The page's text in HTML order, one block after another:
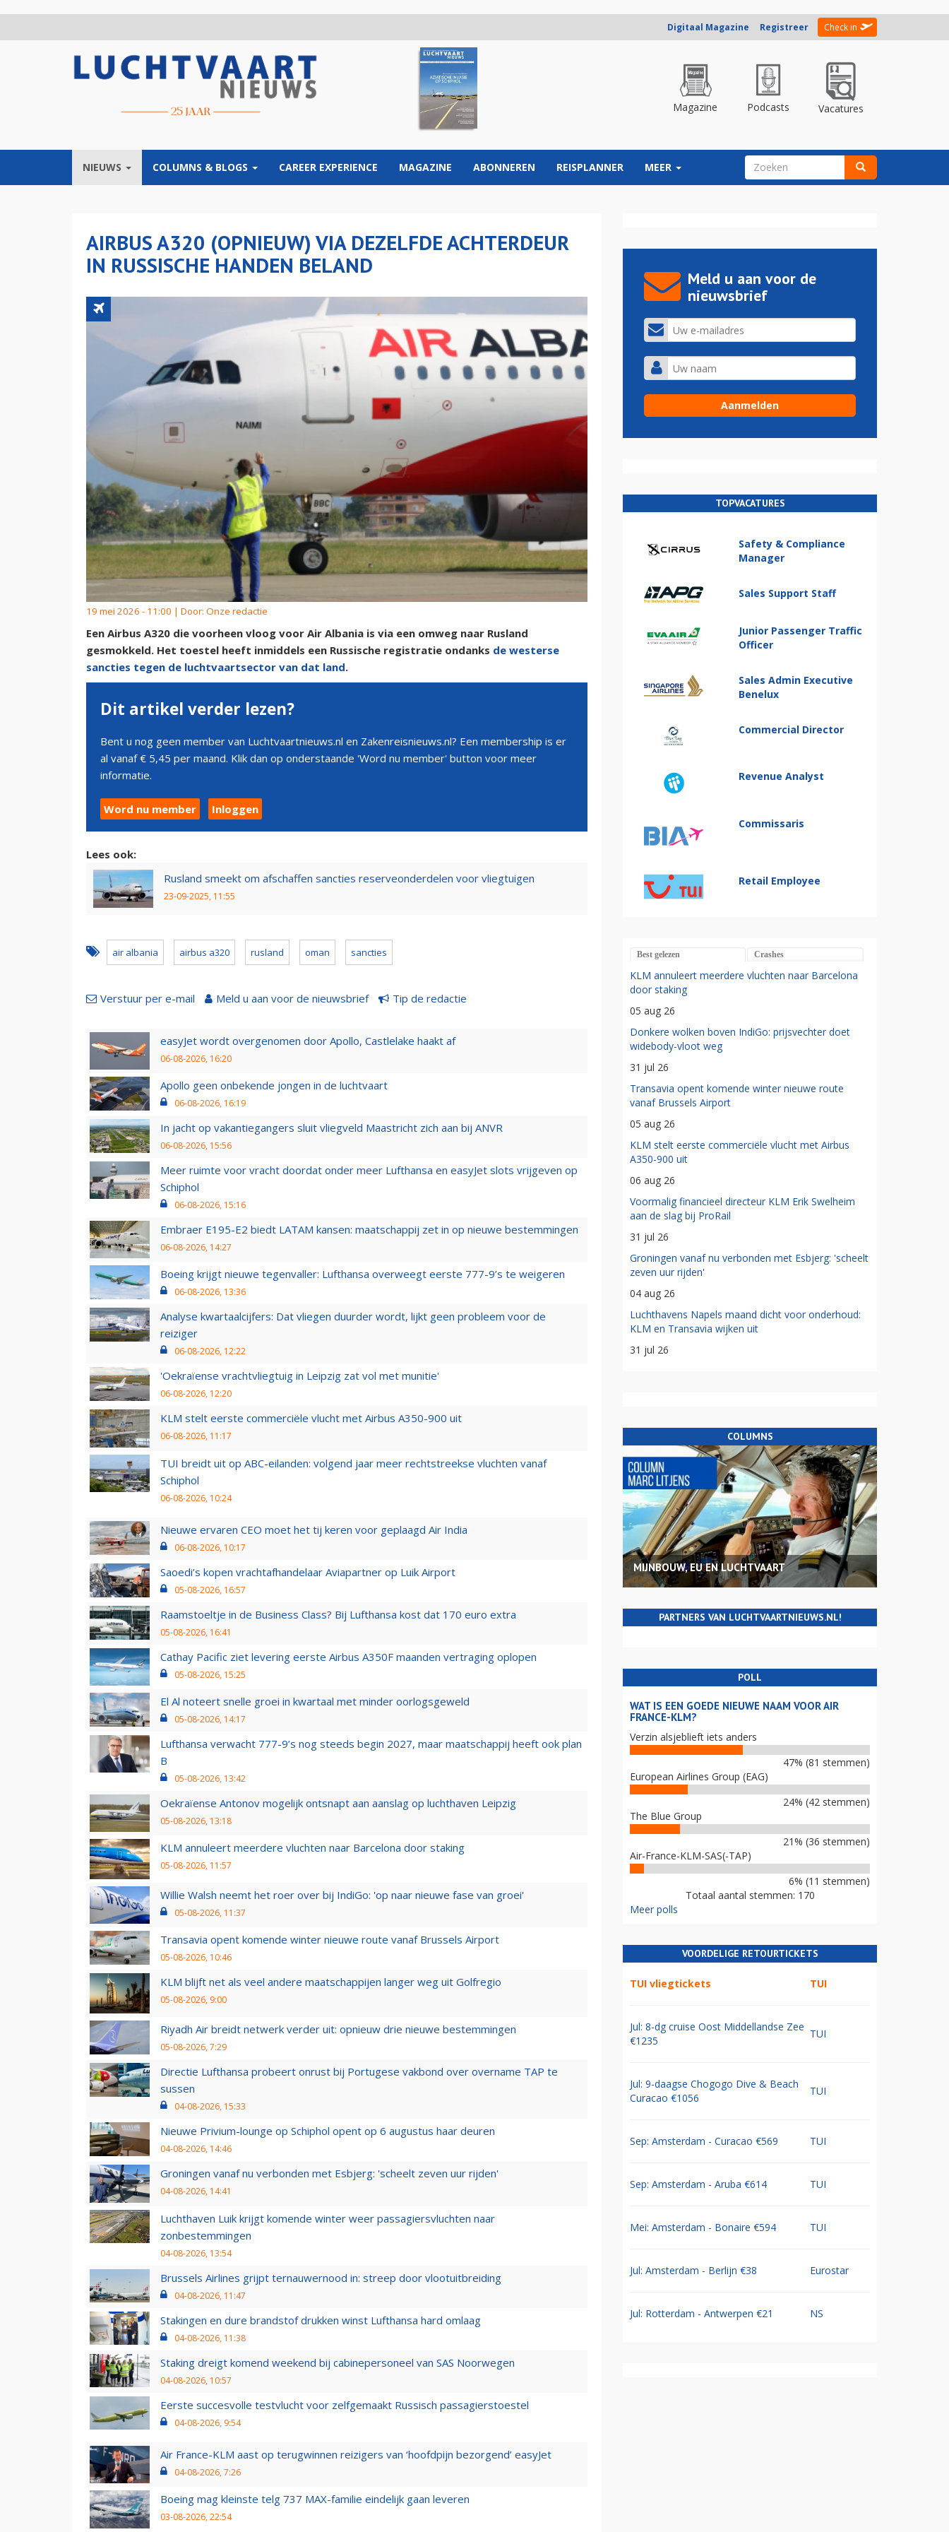
Digitaal Magazine Registreer Check in
Magazine Podcasts Vacatures
NIEUWS COLUMNS & BLOGS CAREER EXPERIENCE MAGAZINE ABONNEREN REISPLANNER MEER ZOEKVELD
AIRBUS A320 (OPNIEUW) VIA DEZELFDE ACHTERDEUR
IN RUSSISCHE HANDEN BELAND
19 mei 2026 - 11:00 | Door: Onze redactie
Een Airbus A320 die voorheen vloog voor Air Albania is via een omweg naar Rusland
gesmokkeld. Het toestel heeft inmiddels een Russische registratie ondanks de westerse
sancties tegen de luchtvaartsector van dat land.
Dit artikel verder lezen?
Bent u nog geen member van Luchtvaartnieuws.nl en Zakenreisnieuws.nl? Een membership is er
al vanaf € 5,45 per maand. Klik dan op onderstaande 'Word nu member' button voor meer
informatie.
Word nu member Inloggen
Lees ook:
Rusland smeekt om afschaffen sancties reserveonderdelen voor vliegtuigen
23-09-2025, 11:55
air albania airbus a320 rusland oman sancties
Verstuur per e-mail Meld u aan voor de nieuwsbrief Tip de redactie
easyJet wordt overgenomen door Apollo, Castlelake haakt af
06-08-2026, 16:20
Apollo geen onbekende jongen in de luchtvaart
06-08-2026, 16:19
In jacht op vakantiegangers sluit vliegveld Maastricht zich aan bij ANVR
06-08-2026, 15:56
Meer ruimte voor vracht doordat onder meer Lufthansa en easyJet slots vrijgeven op
Schiphol
06-08-2026, 15:16
Embraer E195-E2 biedt LATAM kansen: maatschappij zet in op nieuwe bestemmingen
06-08-2026, 14:27
Boeing krijgt nieuwe tegenvaller: Lufthansa overweegt eerste 777-9’s te weigeren
06-08-2026, 13:36
Analyse kwartaalcijfers: Dat vliegen duurder wordt, lijkt geen probleem voor de
reiziger
06-08-2026, 12:22
'Oekraïense vrachtvliegtuig in Leipzig zat vol met munitie'
06-08-2026, 12:20
KLM stelt eerste commerciële vlucht met Airbus A350-900 uit
06-08-2026, 11:17
TUI breidt uit op ABC-eilanden: volgend jaar meer rechtstreekse vluchten vanaf
Schiphol
06-08-2026, 10:24
Nieuwe ervaren CEO moet het tij keren voor geplaagd Air India
06-08-2026, 10:17
Saoedi’s kopen vrachtafhandelaar Aviapartner op Luik Airport
05-08-2026, 16:57
Raamstoeltje in de Business Class? Bij Lufthansa kost dat 170 euro extra
05-08-2026, 16:41
Cathay Pacific ziet levering eerste Airbus A350F maanden vertraging oplopen
05-08-2026, 15:25
El Al noteert snelle groei in kwartaal met minder oorlogsgeweld
05-08-2026, 14:17
Lufthansa verwacht 777-9’s nog steeds begin 2027, maar maatschappij heeft ook plan
B
05-08-2026, 13:42
Oekraïense Antonov mogelijk ontsnapt aan aanslag op luchthaven Leipzig
05-08-2026, 13:18
KLM annuleert meerdere vluchten naar Barcelona door staking
05-08-2026, 11:57
Willie Walsh neemt het roer over bij IndiGo: 'op naar nieuwe fase van groei'
05-08-2026, 11:37
Transavia opent komende winter nieuwe route vanaf Brussels Airport
05-08-2026, 10:46
KLM blijft net als veel andere maatschappijen langer weg uit Golfregio
05-08-2026, 9:00
Riyadh Air breidt netwerk verder uit: opnieuw drie nieuwe bestemmingen
05-08-2026, 7:29
Directie Lufthansa probeert onrust bij Portugese vakbond over overname TAP te
sussen
04-08-2026, 15:33
Nieuwe Privium-lounge op Schiphol opent op 6 augustus haar deuren
04-08-2026, 14:46
Groningen vanaf nu verbonden met Esbjerg: 'scheelt zeven uur rijden'
04-08-2026, 14:41
Luchthaven Luik krijgt komende winter weer passagiersvluchten naar
zonbestemmingen
04-08-2026, 13:54
Brussels Airlines grijpt ternauwernood in: streep door vlootuitbreiding
04-08-2026, 11:47
Stakingen en dure brandstof drukken winst Lufthansa hard omlaag
04-08-2026, 11:38
Staking dreigt komend weekend bij cabinepersoneel van SAS Noorwegen
04-08-2026, 10:57
Eerste succesvolle testvlucht voor zelfgemaakt Russisch passagierstoestel
04-08-2026, 9:54
Air France-KLM aast op terugwinnen reizigers van ‘hoofdpijn bezorgend’ easyJet
04-08-2026, 7:26
Boeing mag kleinste telg 737 MAX-familie eindelijk gaan leveren
03-08-2026, 22:54
Meld u aan voor de
nieuwsbrief
TOPVACATURES
Safety & Compliance
Manager
Sales Support Staff
Junior Passenger Traffic
Officer
Sales Admin Executive
Benelux
Commercial Director
Revenue Analyst
Commissaris
Retail Employee
Best gelezen Crashes
KLM annuleert meerdere vluchten naar Barcelona
door staking
05 aug 26
Donkere wolken boven IndiGo: prijsvechter doet
widebody-vloot weg
31 jul 26
Transavia opent komende winter nieuwe route
vanaf Brussels Airport
05 aug 26
KLM stelt eerste commerciële vlucht met Airbus
A350-900 uit
06 aug 26
Voormalig financieel directeur KLM Erik Swelheim
aan de slag bij ProRail
31 jul 26
Groningen vanaf nu verbonden met Esbjerg: 'scheelt
zeven uur rijden'
04 aug 26
Luchthavens Napels maand dicht voor onderhoud:
KLM en Transavia wijken uit
31 jul 26
COLUMNS
MIJNBOUW, EU EN LUCHTVAART
PARTNERS VAN LUCHTVAARTNIEUWS.NL!
POLL
WAT IS EEN GOEDE NIEUWE NAAM VOOR AIR
FRANCE-KLM?
Verzin alsjeblieft iets anders
47% (81 stemmen)
European Airlines Group (EAG)
24% (42 stemmen)
The Blue Group
21% (36 stemmen)
Air-France-KLM-SAS(-TAP)
6% (11 stemmen)
Totaal aantal stemmen: 170
Meer polls
VOORDELIGE RETOURTICKETS
TUI vliegtickets TUI
Jul: 8-dg cruise Oost Middellandse Zee
€1235
TUI
Jul: 9-daagse Chogogo Dive & Beach
Curacao €1056
TUI
Sep: Amsterdam - Curacao €569 TUI
Sep: Amsterdam - Aruba €614 TUI
Mei: Amsterdam - Bonaire €594 TUI
Jul: Amsterdam - Berlijn €38 Eurostar
Jul: Rotterdam - Antwerpen €21 NS